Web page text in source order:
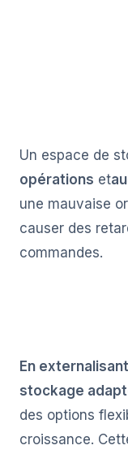
Un espace de
opérations et
une mauvaise
causer des
commandes.
En externalisant
stockage
des options
croissance.